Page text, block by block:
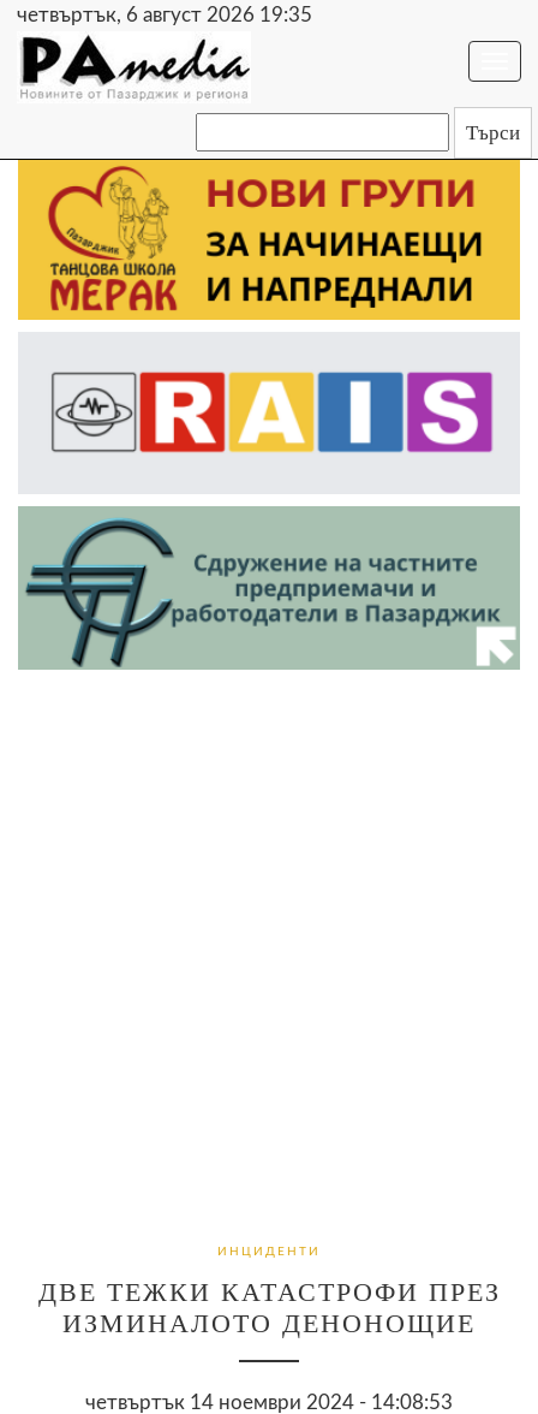
четвъртък, 6 август 2026 19:35
ИНЦИДЕНТИ
ДВЕ ТЕЖКИ КАТАСТРОФИ ПРЕЗ
ИЗМИНАЛОТО ДЕНОНОЩИЕ
четвъртък 14 ноември 2024 - 14:08:53